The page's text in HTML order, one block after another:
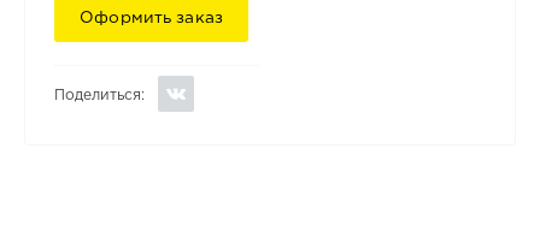
Оформить заказ
Поделиться: